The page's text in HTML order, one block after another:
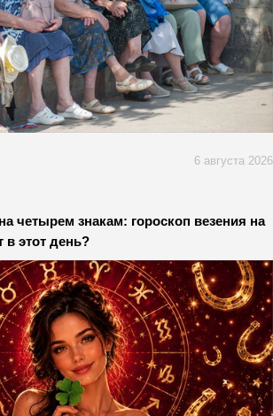
6 августа 2026
четырем знакам: гороскоп везения на
в этот день?